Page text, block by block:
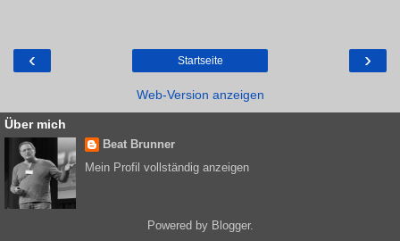
‹ ›
Startseite
Web-Version anzeigen
Über mich
Beat Brunner
Mein Profil vollständig anzeigen
Powered by Blogger.